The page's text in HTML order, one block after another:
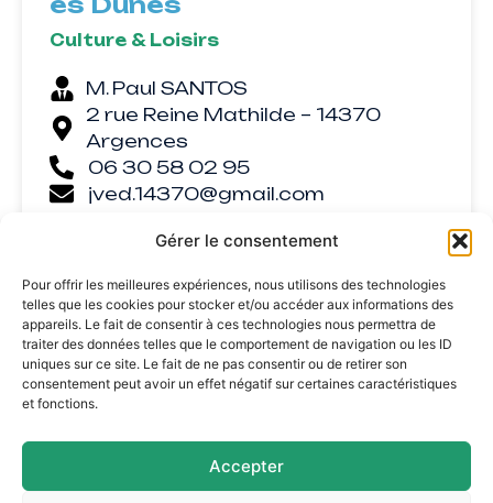
Gérer le consentement
Pour offrir les meilleures expériences, nous utilisons des technologies
telles que les cookies pour stocker et/ou accéder aux informations des
appareils. Le fait de consentir à ces technologies nous permettra de
traiter des données telles que le comportement de navigation ou les ID
uniques sur ce site. Le fait de ne pas consentir ou de retirer son
consentement peut avoir un effet négatif sur certaines caractéristiques
et fonctions.
Accepter
Culture & Loisirs
M. Paul SANTOS
2 rue Reine Mathilde – 14370
Argences
06 30 58 02 95
jved.14370@gmail.com
Mairie d'Argences